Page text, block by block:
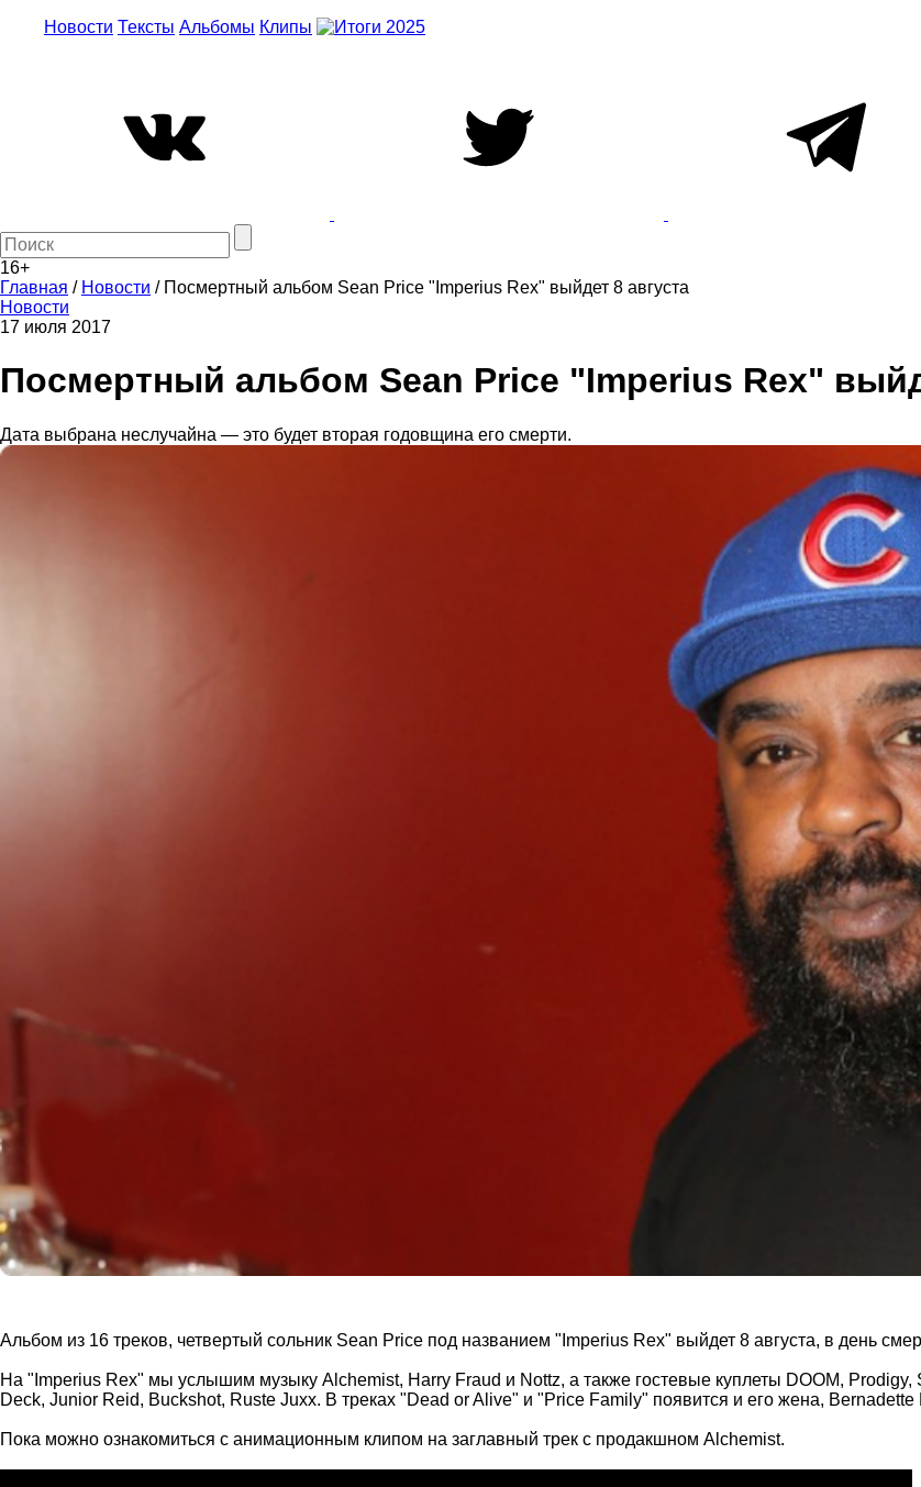
Новости Тексты Альбомы Клипы
16+
Главная / Новости / Посмертный альбом Sean Price "Imperius Rex" выйдет 8 августа
Новости
17 июля 2017
Посмертный альбом Sean Price "Imperius Rex"
Дата выбрана неслучайна — это будет вторая годовщина его смерти.
Альбом из 16 треков, четвертый сольник Sean Price под названием "Imperius Rex" выйдет 8 августа, в день
На "Imperius Rex" мы услышим музыку Alchemist, Harry Fraud и Nottz, а также гостевые куплеты DOOM,
Deck, Junior Reid, Buckshot, Ruste Juxx. В треках "Dead or Alive" и "Price Family" появится и его жена, Bernadette
Пока можно ознакомиться с анимационным клипом на заглавный трек с продакшном Alchemist.